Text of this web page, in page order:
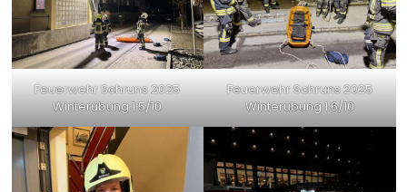
Feuerwehr Schruns 2025
Winterübung 1 5/10
Feuerwehr Schruns 2025
Winterübung 1 6/10